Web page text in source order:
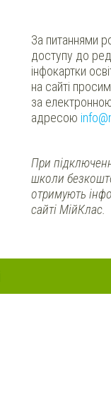
За питаннями
доступу до
інфокартки
на сайті
за
адресою
При
школи
отримують
сайті МійКлас.